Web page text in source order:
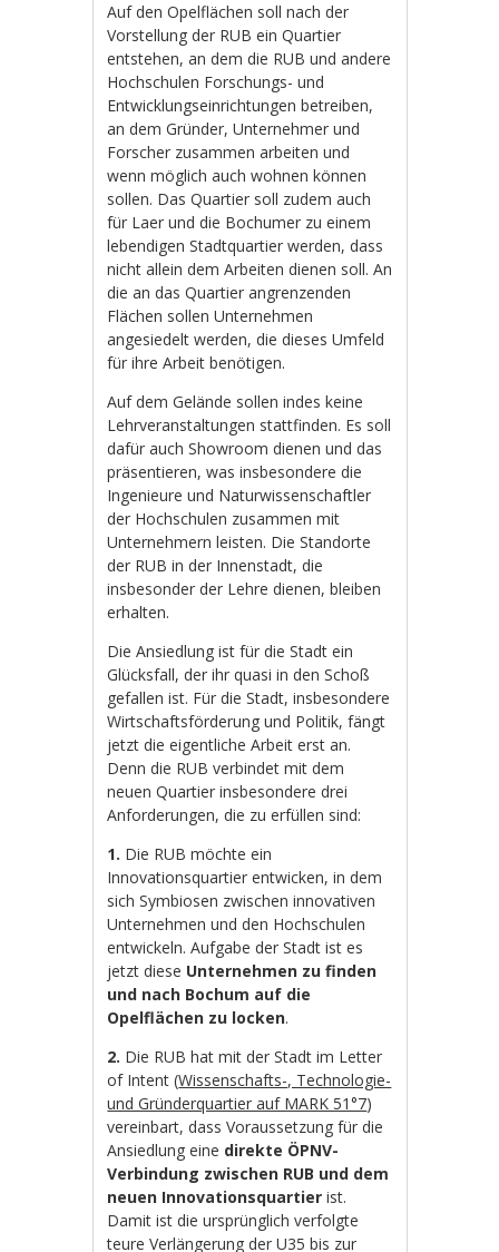
Auf den Opelflächen soll nach der
Vorstellung der RUB ein Quartier
entstehen, an dem die RUB und andere
Hochschulen Forschungs- und
Entwicklungseinrichtungen betreiben,
an dem Gründer, Unternehmer und
Forscher zusammen arbeiten und
wenn möglich auch wohnen können
sollen. Das Quartier soll zudem auch
für Laer und die Bochumer zu einem
lebendigen Stadtquartier werden, dass
nicht allein dem Arbeiten dienen soll. An
die an das Quartier angrenzenden
Flächen sollen Unternehmen
angesiedelt werden, die dieses Umfeld
für ihre Arbeit benötigen.
Auf dem Gelände sollen indes keine
Lehrveranstaltungen stattfinden. Es soll
dafür auch Showroom dienen und das
präsentieren, was insbesondere die
Ingenieure und Naturwissenschaftler
der Hochschulen zusammen mit
Unternehmern leisten. Die Standorte
der RUB in der Innenstadt, die
insbesonder der Lehre dienen, bleiben
erhalten.
Die Ansiedlung ist für die Stadt ein
Glücksfall, der ihr quasi in den Schoß
gefallen ist. Für die Stadt, insbesondere
Wirtschaftsförderung und Politik, fängt
jetzt die eigentliche Arbeit erst an.
Denn die RUB verbindet mit dem
neuen Quartier insbesondere drei
Anforderungen, die zu erfüllen sind:
1. Die RUB möchte ein
Innovationsquartier entwicken, in dem
sich Symbiosen zwischen innovativen
Unternehmen und den Hochschulen
entwickeln. Aufgabe der Stadt ist es
jetzt diese Unternehmen zu finden
und nach Bochum auf die
Opelflächen zu locken.
2. Die RUB hat mit der Stadt im Letter
of Intent (Wissenschafts-, Technologie-
und Gründerquartier auf MARK 51°7)
vereinbart, dass Voraussetzung für die
Ansiedlung eine direkte ÖPNV-
Verbindung zwischen RUB und dem
neuen Innovationsquartier ist.
Damit ist die ursprünglich verfolgte
teure Verlängerung der U35 bis zur